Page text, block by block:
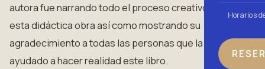
Horarios
autora fue narrando todo el proceso creativo de
esta didáctica obra así como mostrando su
agradecimiento a todas las personas que la han
ayudado a hacer realidad este libro.